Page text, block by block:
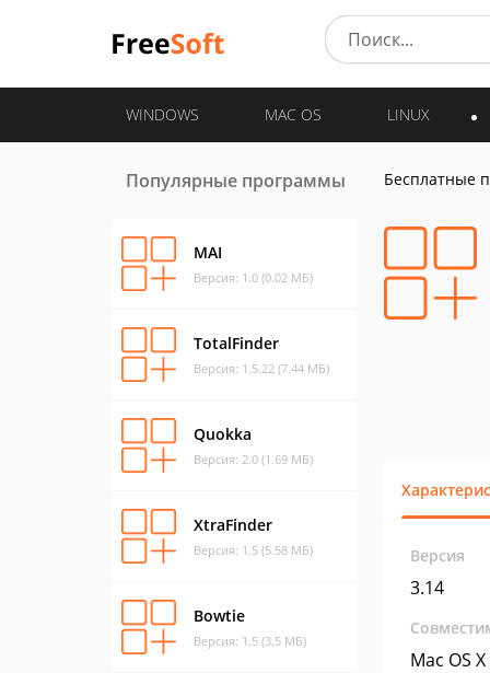
WINDOWS MAC OS LINUX
Популярные программы
MAI
Версия: 1.0 (0.02 МБ)
TotalFinder
Версия: 1.5.22 (7.44 МБ)
Quokka
Версия: 2.0 (1.69 МБ)
XtraFinder
Версия: 1.5 (5.58 МБ)
Bowtie
Версия: 1.5 (3.5 МБ)
Бесплатные
Версия
3.14
Mac OS X